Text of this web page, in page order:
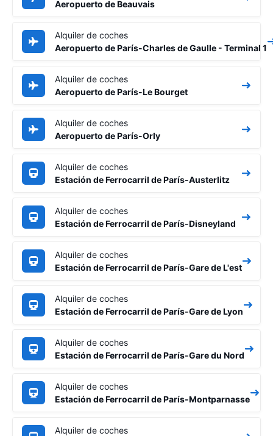
Aeropuerto de Beauvais
Alquiler de coches
Aeropuerto de París-Charles de Gaulle - Terminal 1
Alquiler de coches
Aeropuerto de París-Le Bourget
Alquiler de coches
Aeropuerto de París-Orly
Alquiler de coches
Estación de Ferrocarril de París-Austerlitz
Alquiler de coches
Estación de Ferrocarril de París-Disneyland
Alquiler de coches
Estación de Ferrocarril de París-Gare de L'est
Alquiler de coches
Estación de Ferrocarril de París-Gare de Lyon
Alquiler de coches
Estación de Ferrocarril de París-Gare du Nord
Alquiler de coches
Estación de Ferrocarril de París-Montparnasse
Alquiler de coches